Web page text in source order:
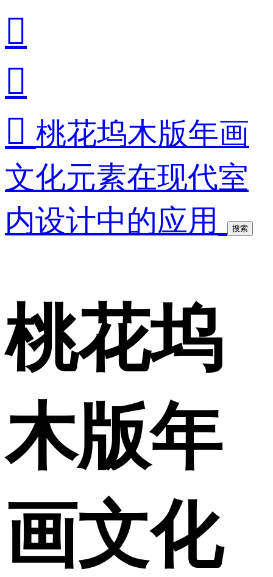


 桃花坞木版年画
文化元素在现代室
内设计中的应用
搜索
桃花坞
木版年
画文化